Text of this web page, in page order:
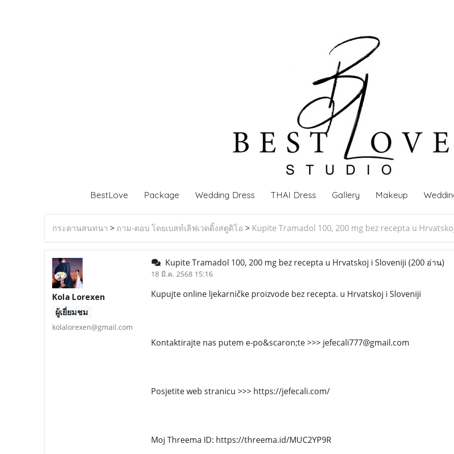
BestLove Package Wedding Dress THAI Dress Gallery Makeup
กระดานสนทนา > ถาม-ตอบ โดยเบสท์เลิฟเวดดิ้งสตูดิโอ > Kupite Tramadol 100, 200 mg bez recepta u
Kola Lorexen
ผู้เยี่ยมชม
kolalorexen@gmail.com
Kupite Tramadol 100, 200 mg bez recepta u Hrvatskoj i Sloveniji (200 อ่าน)
18 มี.ค. 2568 15:16
Kupujte online ljekarničke proizvode bez recepta. u Hrvatskoj i Sloveniji
Kontaktirajte nas putem e-po&scaron;te >>> jefecali777@gmail.com
Posjetite web stranicu >>> https://jefecali.com/
Moj Threema ID: https://threema.id/MUC2YP9R